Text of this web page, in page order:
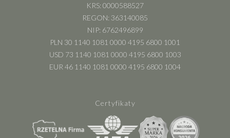
KRS: 0000588527
REGON: 363140085
NIP: 6762496899
PLN 30 1140 1081 0000 4195 6800 1001
USD 73 1140 1081 0000 4195 6800 1003
EUR 46 1140 1081 0000 4195 6800 1004
Certyfikaty